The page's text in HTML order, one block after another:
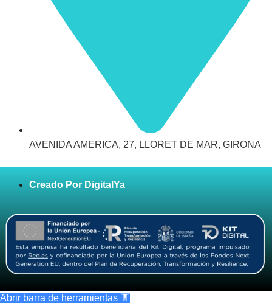
AVENIDA AMERICA, 27, LLORET DE MAR, GIRONA
Creado Por DigitalYa
Abrir barra de herramientas